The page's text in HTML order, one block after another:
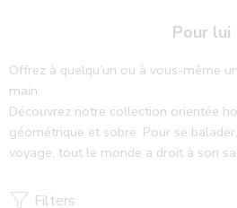
Pour lui
Offrez à quelqu’un ou à vous-même
main.
Découvrez notre collection orientée
géométrique et sobre. Pour se
voyage, tout le monde a droit à son
Filters